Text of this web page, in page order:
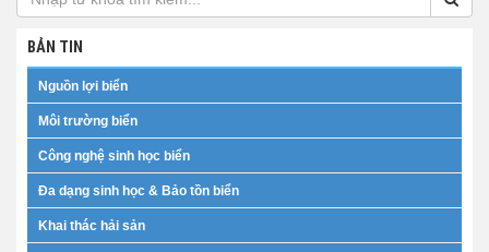
BẢN TIN
Nguồn lợi biển
Môi trường biển
Công nghệ sinh học biển
Đa dạng sinh học & Bảo tồn biển
Khai thác hải sản